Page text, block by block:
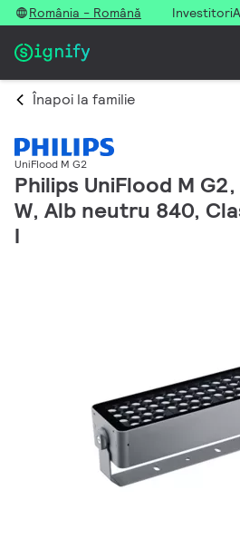
România - Română Investitori
Înapoi la familie
UniFlood M G2
Philips UniFlood M
W, Alb neutru 840,
I